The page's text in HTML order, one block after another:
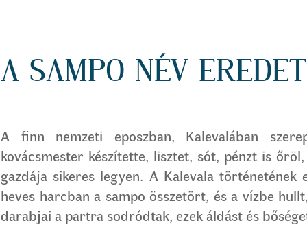
A SAMPO NÉV
A finn nemzeti eposzban, Kalevalában
kovácsmester készítette, lisztet, sót, pénzt is
gazdája sikeres legyen. A Kalevala
heves harcban a sampo összetört, és a vízbe
darabjai a partra sodródtak, ezek áldást és